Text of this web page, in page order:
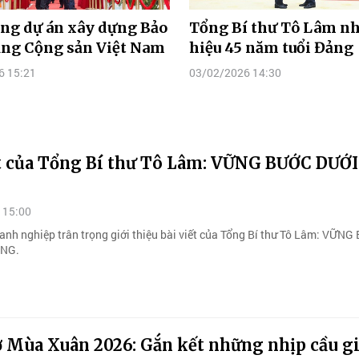
dự án xây dựng Bảo
Cộng sản Việt Nam
15:21
Tổng Bí thư Tô Lâm
hiệu 45 năm tuổi Đảng
03/02/2026 14:30
Tổng Bí thư Tô Lâm: VỮNG BƯỚC DƯỚI
nghiệp trân trọng giới thiệu bài viết của Tổng Bí thư Tô Lâm: VỮNG
Mùa Xuân 2026: Gắn kết những nhịp cầu